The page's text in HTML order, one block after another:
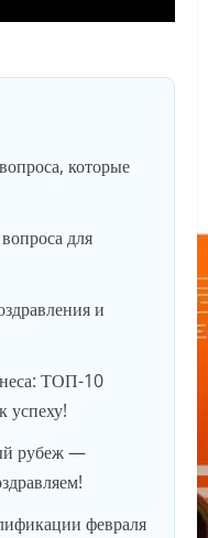
которые
для
и
ТОП-10
успеху!
рубеж —
февраля